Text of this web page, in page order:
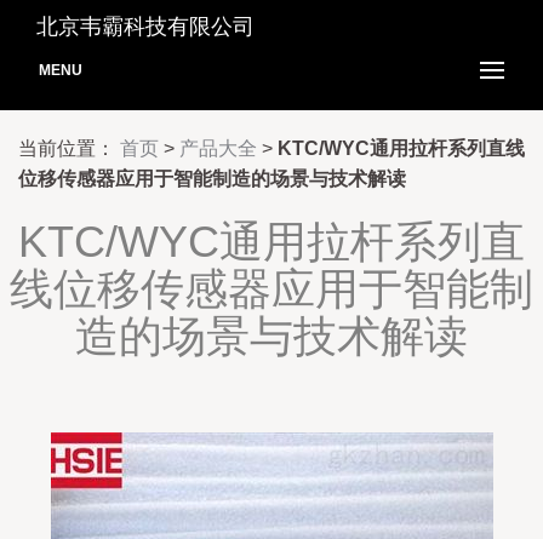
北京韦霸科技有限公司
MENU
当前位置： 首页 > 产品大全 > KTC/WYC通用拉杆系列直线
位移传感器应用于智能制造的场景与技术解读
KTC/WYC通用拉杆系列直
线位移传感器应用于智能制
造的场景与技术解读